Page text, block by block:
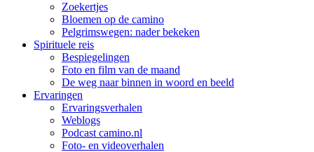
Zoekertjes
Bloemen op de camino
Pelgrimswegen: nader bekeken
Spirituele reis
Bespiegelingen
Foto en film van de maand
De weg naar binnen in woord en beeld
Ervaringen
Ervaringsverhalen
Weblogs
Podcast camino.nl
Foto- en videoverhalen